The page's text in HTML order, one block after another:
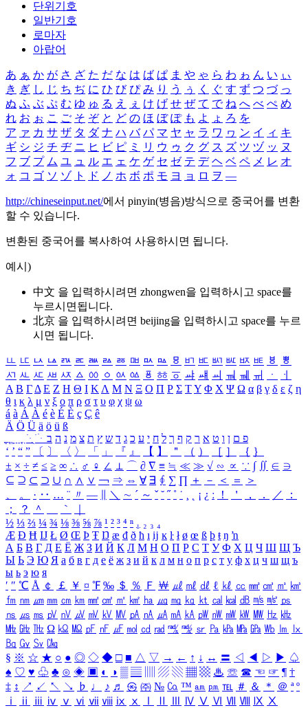
단위기호
일반기호
로마자
아랍어
あ ぁ か が さ ざ た だ な は ば ぱ ま や ゃ ら わ ゎ ん い ぃ
き ぎ し じ ち ぢ に ひ び ぴ み り う ぅ く ぐ す ず つ づ っ
ぬ ふ ぶ ぷ む ゆ ゅ る え ぇ け げ せ ぜ て で ね へ べ ぺ め
れ お ぉ こ ご そ ぞ と ど の ほ ぼ ぽ も よ ょ ろ を
ア ァ カ サ ザ タ ダ ナ ハ バ パ マ ヤ ャ ラ ワ ヮ ン イ ィ キ
ギ シ ジ チ ヂ ニ ヒ ビ ピ ミ リ ウ ゥ ク グ ス ズ ツ ヅ ッ ヌ
フ ブ プ ム ユ ュ ル エ ェ ケ ゲ セ ゼ テ デ ヘ ベ ペ メ レ オ
ォ コ ゴ ソ ゾ ト ド ノ ホ ボ ポ モ ヨ ョ ロ ヲ ―
http://chineseinput.net/에서 pinyin(병음)방식으로 중국어를 변환
할 수 있습니다.
변환된 중국어를 복사하여 사용하시면 됩니다.
예시)
中文 을 입력하시려면 zhongwen을 입력하시고 space를
누르시면됩니다.
北京 을 입력하시려면 beijing을 입력하시고 space를 누르
시면 됩니다.
ㅥ ㅦ ㅧ ㅨ ㅩ ㅪ ㅫ ㅬ ㅭ ㅮ ㅯ ㅰ ㅱ ㅲ ㅳ ㅴ ㅵ ㅶ ㅷ ㅸ
ㅹ
ㅺ ㅻ ㅼ ㅽ ㅾ ㅿ ㆀ ㆁ ㆂ ㆃ ㆄ ㆅ ㆆ ㆇ ㆈ ㆉ ㆊ ㆋ ㆌ ㆍ
ㆎ
Α Β ΓΔ Ε Ζ Η Θ Ι ΚΛ Μ Ν Ξ Ο Π Ρ Σ ΤΥ Φ Χ Ψ Ω α β γ δ ε ζ η
θ ι κ λ μ ν ξ ο π ρ σ τ υ φ χ ψ ω
á à Á À é è É È ç Ç ê
Ä Ö Ü ä ö ü ß
ִֶֹ ֻּ ׁׂ פ ם ן ו ט א ר ק ף ך ל ח י ע כ ג ד ש ץ ת צ מ נ ה ב
‘ ’ “ ” 〔 〕 〈 〉 「 」 『 』 【 】 ＂ （ ） ［ ］ ｛ ｝
± × ÷ ≠ ≤ ≥ ∞ ∴ ♂ ♀ ∠ ⊥ ⌒ ∂ ∇ ≡ ≒ ≪ ≫ √ ∽ ∝ ∵ ∫ ∬ ∈ ∋
⊆ ⊇ ⊂ ⊃ ∪ ∩ ∧ ∨ ￢ ⇒ ⇔ ∀ ∃ ∮ ∑ ∏ ＋ － ＜ ＝
＞
、
。 · ‥ … ¨ 〃 ― ＼ ∼ ´ ～ ˇ ˘ ˝ ˚ ˙ ¸ ¡ ¿ ː ！ ＇ ， ． ／
：
；
？ ＾ ｀
½ ⅓ ⅔ ¼ ¾ ⅛ ⅜ ⅝ ⅞ ¹ ² ³ ⁴ ⁿ ₁ ₂ ₃ ₄
Æ Ð Ħ Ĳ Ł Ø Œ Þ Ŧ Ŋ æ đ ð ħ ı ĳ ĸ ŀ ł ø œ ß þ ŧ ŋ ŉ
А Б В Г Д Е Ё Ж З И Й К Л М Н О П Р С Т У Ф Х Ц Ч Ш Щ Ъ
Ы Ь Э Ю Я а б в г д е ё ж з и й к л м н о п р с т у ф х ц ч ш щ ъ
ы ь э ю я
′ ″ ℃ Å ￠ ￡ ￥ ¤ ℉ ‰ ＄ ％ Ｆ ￦ ㎕ ㎖ ㎗ ℓ ㎘ ㏄ ㎣ ㎤ ㎥ ㎦
㎙ ㎚ ㎛ ㎜ ㎝ ㎞ ㎟ ㎠ ㎡ ㎢ ㏊ ㎍ ㎎ ㎏ ㏏ ㎈ ㎉ ㏈ ㎧ ㎨ ㎰
㎱ ㎲ ㎳ ㎴ ㎵ ㎶ ㎷ ㎸ ㎹ ㎀ ㎁ ㎂ ㎃ ㎄ ㎺ ㎻ ㎽ ㎾ ㎿ ㎐ ㎑
㎒ ㎓ ㎔ Ω ㏀ ㏁ ㎊ ㎋ ㎌ ㏖ ㏅ ㎭ ㎮ ㎯ ㏛ ㎩ ㎪ ㎫ ㎬ ㏝ ㏐
㏓
㏃ ㏉ ㏜ ㏆
§ ※ ☆ ★ ○ ● ◎ ◇ ◆ □ ■ △ ▽ → ← ↑ ↓ ↔ 〓 ◁ ◀ ▷ ▶ ♤
♠ ♡ ♥ ♧ ♣ ⊙ ◈ ▣ ◐ ◑ ▒ ▤ ▨ ▧ ▦ ▩ ♨ ☏ ☎ ☜ ☞ ¶ †
‡ ↕ ↗ ↙ ↖ ↘ ♭ ♩ ♪ ♬ ㉿ ㈜ № ㏇ ™ ㏂ ㏘ ℡ ＃ ＆ ＊ ＠ ª º
ⅰ
ⅱ ⅲ ⅳ ⅴ ⅵ ⅶ ⅷ ⅸ ⅹ Ⅳ Ⅴ Ⅵ Ⅶ Ⅷ Ⅸ Ⅹ